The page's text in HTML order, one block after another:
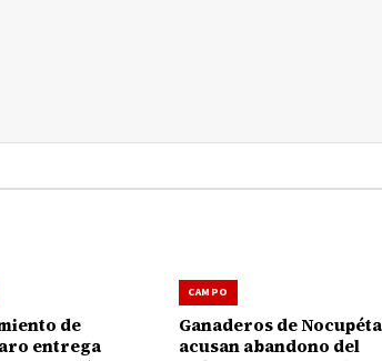
de
entrega
CAMPO
Ganaderos de
acusan abandono del